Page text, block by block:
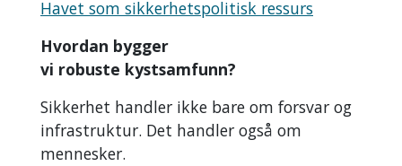
Havet som sikkerhetspolitisk ressurs
Hvordan bygger
vi robuste kystsamfunn?
Sikkerhet handler ikke bare om forsvar og
infrastruktur. Det handler også om
mennesker.